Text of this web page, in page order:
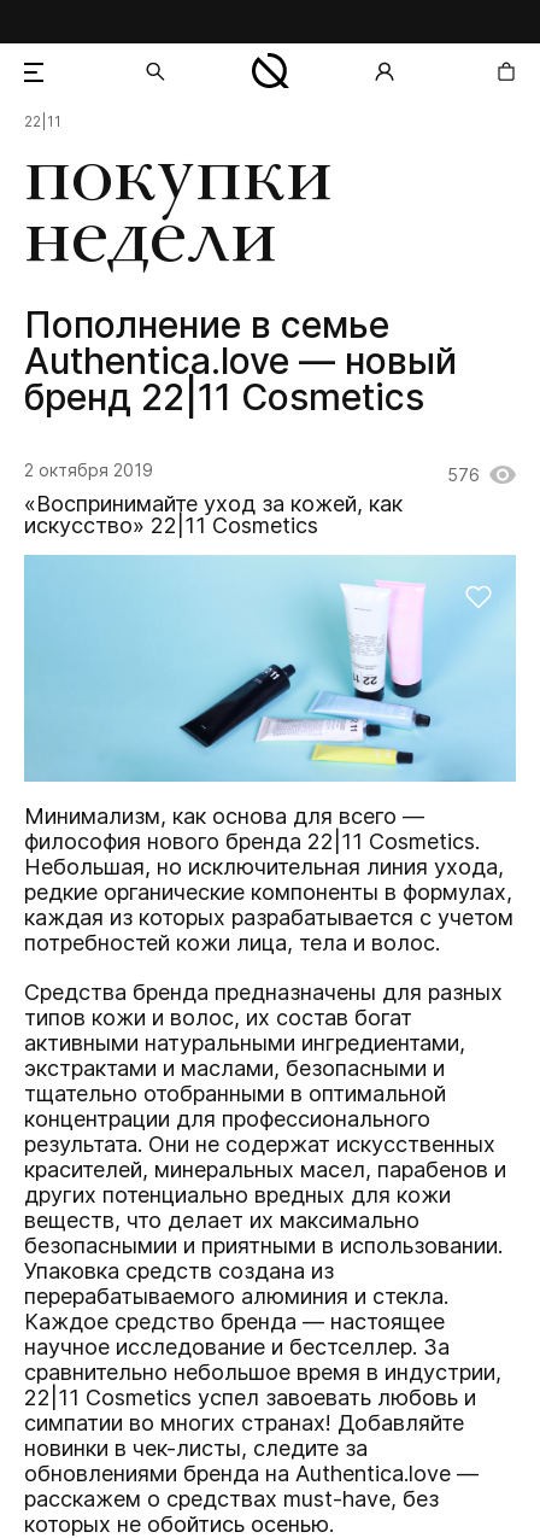
покупки
недели
Пополнение в семье
Authentica.love — новый
бренд 22|11 Cosmetics
22|11
2 октября 2019 576
«Воспринимайте уход за кожей, как
искусство» 22|11 Cosmetics
Минимализм, как основа для всего —
философия нового бренда 22|11 Cosmetics.
Небольшая, но исключительная линия ухода,
редкие органические компоненты в формулах,
каждая из которых разрабатывается с учетом
потребностей кожи лица, тела и волос.
Средства бренда предназначены для разных
типов кожи и волос, их состав богат
активными натуральными ингредиентами,
экстрактами и маслами, безопасными и
тщательно отобранными в оптимальной
концентрации для профессионального
результата. Они не содержат искусственных
красителей, минеральных масел, парабенов и
других потенциально вредных для кожи
веществ, что делает их максимально
безопаснымии и приятными в использовании.
Упаковка средств создана из
перерабатываемого алюминия и стекла.
Каждое средство бренда — настоящее
научное исследование и бестселлер. За
сравнительно небольшое время в индустрии,
22|11 Cosmetics успел завоевать любовь и
симпатии во многих странах! Добавляйте
новинки в чек-листы, следите за
обновлениями бренда на Authentica.love —
расскажем о средствах must-have, без
которых не обойтись осенью.